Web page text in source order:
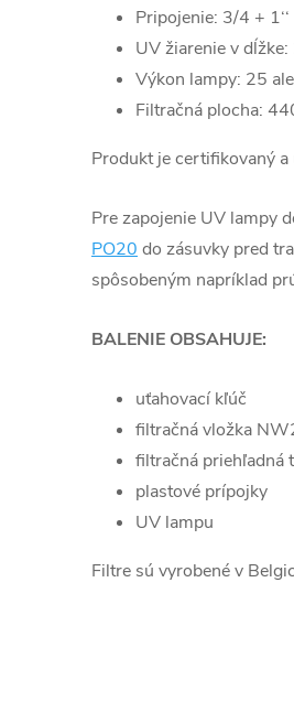
Pripojenie: 3/4 + 1‘‘
UV žiarenie v
Výkon lampy: 25
Filtračná plocha:
Produkt je certifikovaný
Pre zapojenie UV lampy
PO20 do zásuvky pred
spôsobeným napríklad
BALENIE OBSAHUJE:
uťahovací kľúč
filtračná vložka
filtračná priehľadná
plastové prípojky
UV lampu
Filtre sú vyrobené v